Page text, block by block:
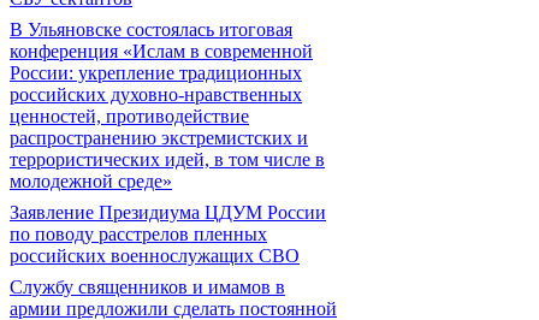
В Ульяновске состоялась итоговая
конференция «Ислам в современной
России: укрепление традиционных
российских духовно-нравственных
ценностей, противодействие
распространению экстремистских и
террористических идей, в том числе в
молодежной среде»
Заявление Президиума ЦДУМ России
по поводу расстрелов пленных
российских военнослужащих СВО
Службу священников и имамов в
армии предложили сделать постоянной